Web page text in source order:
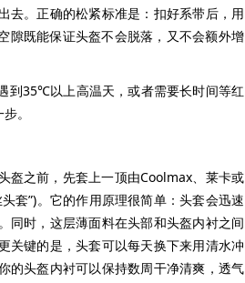
去。正确的松紧标准是：扣好系带后，用
隙既能保证头盔不会脱落，又不会额外增
35℃以上高温天，或者需要长时间等红
。
之前，先套上一顶由Coolmax、莱卡或
套”)。它的作用原理很简单：头套会迅速
同时，这层薄面料在头部和头盔内衬之间
关键的是，头套可以每天换下来用清水冲
的头盔内衬可以保持数周干净清爽，透气